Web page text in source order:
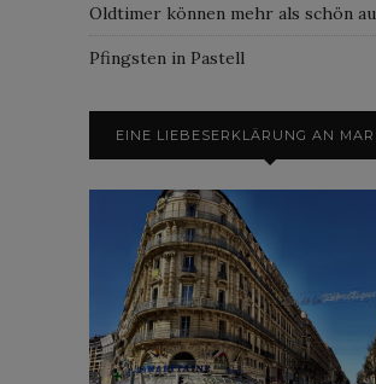
Oldtimer können mehr als schön
Pfingsten in Pastell
EINE LIEBESERKLÄRUNG AN